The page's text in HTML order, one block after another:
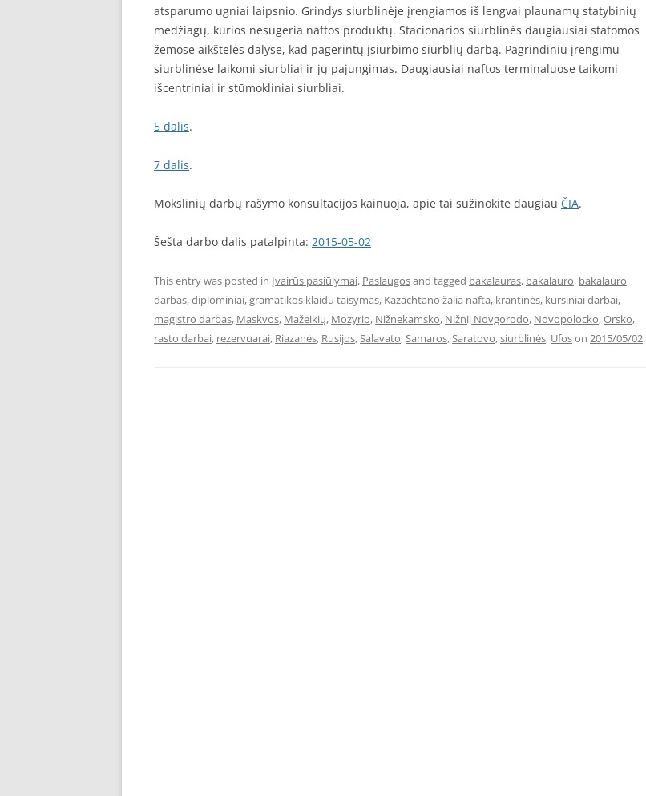
atsparumo ugniai laipsnio. Grindys siurblinėje įrengiamos iš lengvai plaunamų statybinių
medžiagų, kurios nesugeria naftos produktų. Stacionarios siurblinės daugiausiai statomos
žemose aikštelės dalyse, kad pagerintų įsiurbimo siurblių darbą. Pagrindiniu įrengimu
siurblinėse laikomi siurbliai ir jų pajungimas. Daugiausiai naftos terminaluose taikomi
išcentriniai ir stūmokliniai siurbliai.
5 dalis.
7 dalis.
Mokslinių darbų rašymo konsultacijos kainuoja, apie tai sužinokite daugiau ČIA.
Šešta darbo dalis patalpinta: 2015-05-02
This entry was posted in Įvairūs pasiūlymai, Paslaugosand tagged bakalauras, bakalauro, bakalauro
darbas,diplominiai,gramatikos klaidu taisymas, Kazachtano žalia nafta, krantinės, kursiniai darbai,
magistro darbas, Maskvos, Mažeikių, Mozyrio, Nižnekamsko, Nižnij Novgorodo, Novopolocko,Orsko,
rasto darbai, rezervuarai, Riazanės, Rusijos,Salavato,Samaros,Saratovo,siurblinės, Ufoson 2015/05/02.